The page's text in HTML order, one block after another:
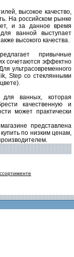
высокое качество,
На российском рынке
и за данное время
ванной выступает
высокого качества.
привычные
сочетаются эффектно
ультрасовременного
Step со стеклянными
для ванных, которая
качественную и
может практически
представлена
по низким ценам,